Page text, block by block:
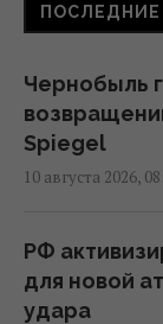
городе
пострадали
06:36
ракета
02:58
Чернобыль
Spiegel
10 августа 2026,
РФ
для новой
удара